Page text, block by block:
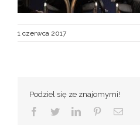
1 czerwca 2017
Podziel się ze znajomymi!
Facebook
TwitterLinkedInPinterestEmail